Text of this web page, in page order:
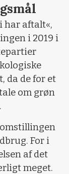
har aftalt«,
i 2019 i
da de for et
om grøn
omstillingen
For i
af det
meget.